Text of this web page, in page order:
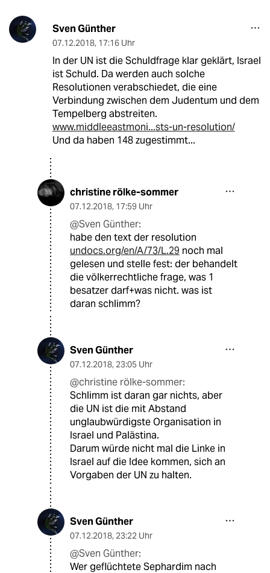
Sven Günther
07.12.2018, 17:16 Uhr
In der UN ist die Schuldfrage klar geklärt, Israel
ist Schuld. Da werden auch solche
Resolutionen verabschiedet, die eine
Verbindung zwischen dem Judentum und dem
Tempelberg abstreiten.
www.middleeastmoni...sts-un-resolution/
Und da haben 148 zugestimmt...
christine rölke-sommer
07.12.2018, 17:59 Uhr
@Sven Günther:
habe den text der resolution
undocs.org/en/A/73/L.29 noch mal
gelesen und stelle fest: der behandelt
die völkerrechtliche frage, was 1
besatzer darf+was nicht. was ist
daran schlimm?
Sven Günther
07.12.2018, 23:05 Uhr
@christine rölke-sommer:
Schlimm ist daran gar nichts, aber
die UN ist die mit Abstand
unglaubwürdigste Organisation in
Israel und Palästina.
Darum würde nicht mal die Linke in
Israel auf die Idee kommen, sich an
Vorgaben der UN zu halten.
Sven Günther
07.12.2018, 23:22 Uhr
@Sven Günther:
Wer geflüchtete Sephardim nach